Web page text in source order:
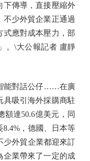
下傳導，直接壓縮外
不少外貿企業正通過
式應對成本壓力，部
。\大公報記者 盧靜
能對話公仔……在廣
具吸引海外採購商駐
額達50.6億美元，同
8.4%，德國、日本等
少外貿企業都迎來訂
企業帶來了一定的成